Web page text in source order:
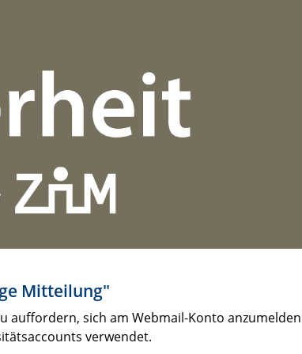
Mitteilung"
auffordern, sich am Webmail-Konto
verwendet.